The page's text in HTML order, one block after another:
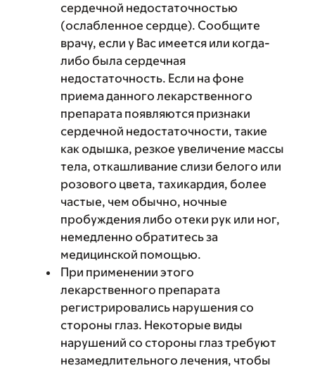
сердечной недостаточностью
(ослабленное сердце). Сообщите
врачу, если у Вас имеется или когда-
либо была сердечная
недостаточность. Если на фоне
приема данного лекарственного
препарата появляются признаки
сердечной недостаточности, такие
как одышка, резкое увеличение массы
тела, откашливание слизи белого или
розового цвета, тахикардия, более
частые, чем обычно, ночные
пробуждения либо отеки рук или ног,
немедленно обратитесь за
медицинской помощью.
При применении этого
лекарственного препарата
регистрировались нарушения со
стороны глаз. Некоторые виды
нарушений со стороны глаз требуют
незамедлительного лечения, чтобы